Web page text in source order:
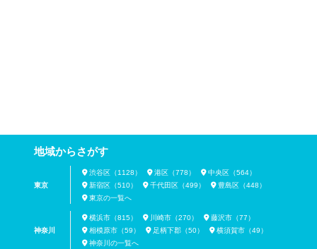
地域からさがす
東京
渋谷区（1128） 港区（778）
中央区（564）
新宿区（510）
千代田区（499）
豊島区（448）
東京の一覧へ
神奈川
横浜市（815） 川崎市（270）
藤沢市（77）
相模原市（59）
足柄下郡（50）
横須賀市（49）
神奈川の一覧へ